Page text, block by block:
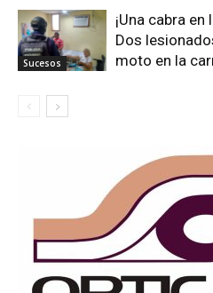
Sucesos
¡Una cabra
Dos
moto en la